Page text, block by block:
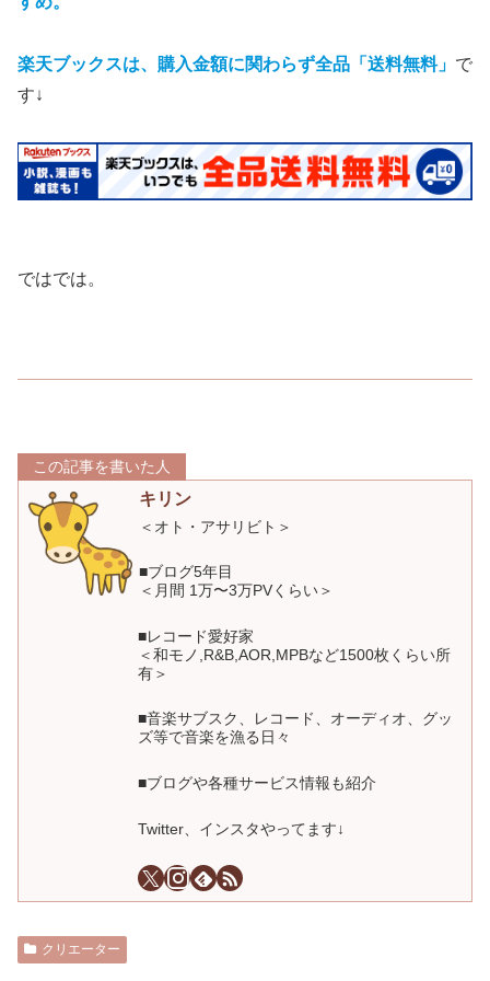
楽天ブックスは、購入金額に関わらず全品「送料無料」 で
す↓
ではでは。
この記事を書いた人
キリン
＜オト・アサリビト＞
■ブログ5年目
＜月間 1万〜3万PVくらい＞
■レコード愛好家
＜和モノ,R&B,AOR,MPBなど1500枚くらい所
有＞
■音楽サブスク、レコード、オーディオ、グッ
ズ等で音楽を漁る日々
■ブログや各種サービス情報も紹介
Twitter、インスタやってます↓
クリエーター